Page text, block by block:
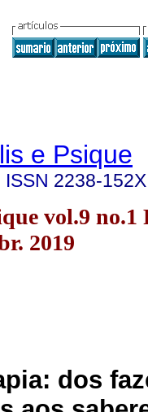
e Psique
ISSN 2238-152X
vol.9 no.1
2019
dos